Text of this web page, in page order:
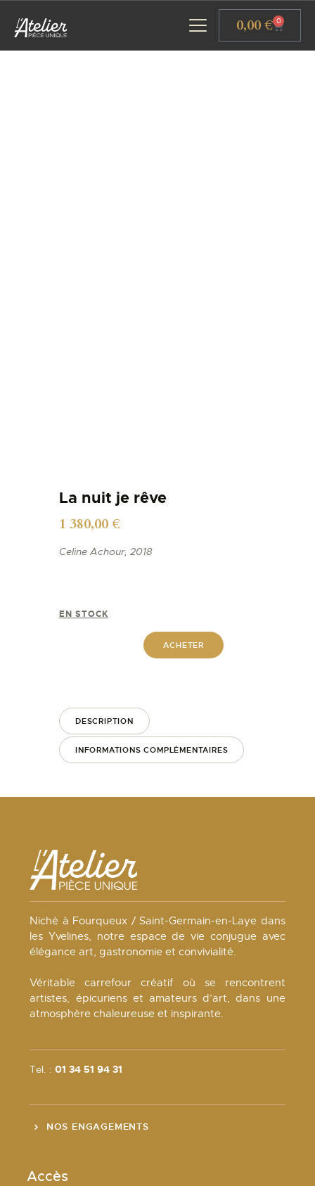
0,00€ 0
La nuit je rêve
1 380,00€
Celine Achour, 2018
EN STOCK
ACHETER
DESCRIPTION
INFORMATIONS COMPLÉMENTAIRES
Niché à Fourqueux / Saint-Germain-en-Laye dans
les Yvelines, notre espace de vie conjugue avec
élégance art, gastronomie et convivialité.
Véritable carrefour créatif où se rencontrent
artistes, épicuriens et amateurs d’art, dans une
atmosphère chaleureuse et inspirante.
Tel. :01 34 51 94 31
NOS ENGAGEMENTS
Accès